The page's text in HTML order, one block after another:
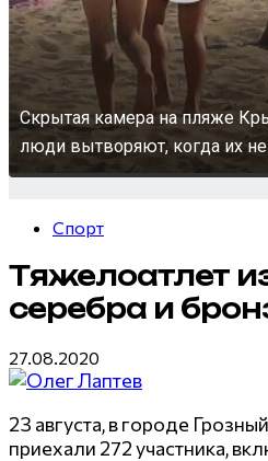
Скрытая камера на пляже
люди вытворяют, когда их не
Спорт
Тяжелоатлет
серебра и
27.08.2020
23 августа, в городе
приехали 272 участника,